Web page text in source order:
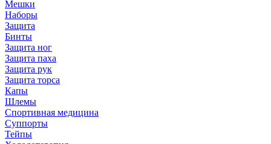
Мешки
Наборы
Защита
Бинты
Защита ног
Защита паха
Защита рук
Защита торса
Капы
Шлемы
Спортивная медицина
Суппорты
Тейпы